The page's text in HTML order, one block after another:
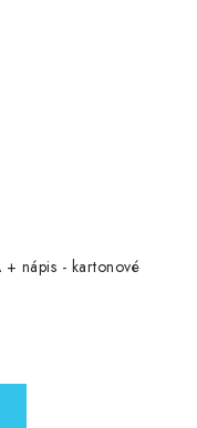
nápis - kartonové